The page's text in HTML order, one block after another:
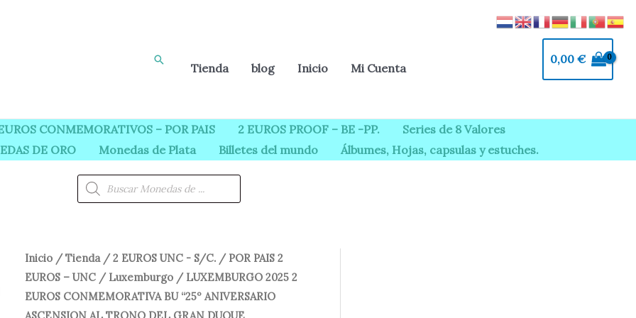
BuscarTienda blog Inicio Mi Cuenta
0,00 €
CONMEMORATIVOS – POR PAIS 2 EUROS PROOF – BE -PP.
Series de 8 Valores
DE ORO Monedas de Plata Billetes del mundo Álbumes, Hojas, capsulas y estuches.
Búsqueda
de
productos
Inicio/Tienda/2 EUROS UNC - S/C./ POR PAIS 2
EUROS – UNC/ Luxemburgo/ LUXEMBURGO 2025 2
EUROS CONMEMORATIVA BU “25º ANIVERSARIO
El
precio
El
precio